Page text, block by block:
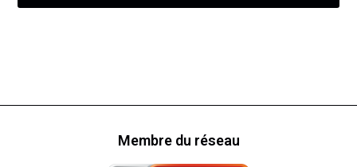
Membre du réseau